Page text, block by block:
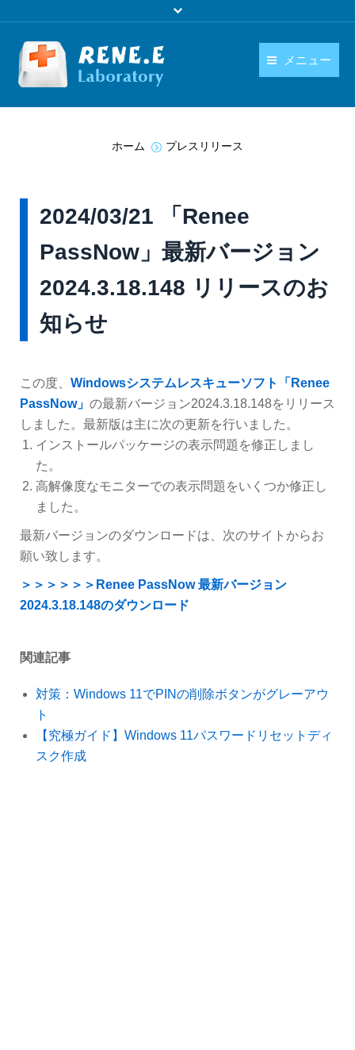
メニュー
ダウンロード
操作ガイド
お問い合わせ
日本語
ホーム プレスリリース
2024/03/21 「Renee
PassNow」最新バージョン
2024.3.18.148 リリースのお
知らせ
この度、 Windowsシステムレスキューソフト「Renee
PassNow」 の最新バージョン2024.3.18.148をリリース
しました。最新版は主に次の更新を行いました。
インストールパッケージの表示問題を修正しまし
た。
高解像度なモニターでの表示問題をいくつか修正し
ました。
最新バージョンのダウンロードは、次のサイトからお
願い致します。
＞＞＞＞＞＞Renee PassNow 最新バージョン
2024.3.18.148のダウンロード
関連記事
対策：Windows 11でPINの削除ボタンがグレーアウ
ト
【究極ガイド】Windows 11パスワードリセットディ
スク作成